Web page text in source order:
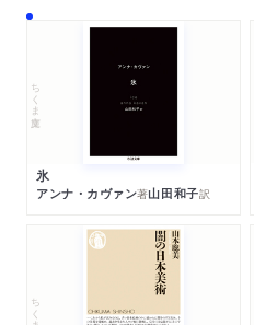
ちくま文庫
氷
アンナ・カヴァン著山田和子訳
ちくま新書